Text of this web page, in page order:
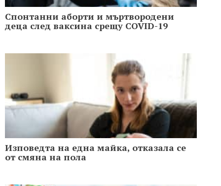
Спонтанни аборти и мъртвородени
деца след ваксинa срещу COVID-19
Изповедта на една майка, отказала се
от смяна на пола